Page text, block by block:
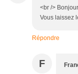
<br />
Vous laissez
Répondre
F